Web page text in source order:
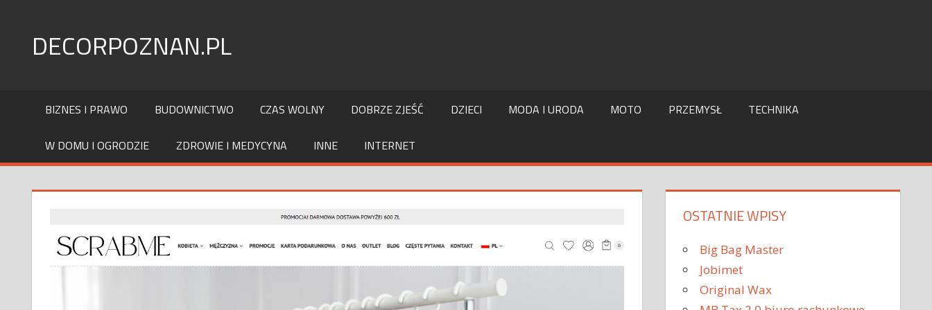
contentDECORPOZNAN.PL
BIZNES I PRAWO BUDOWNICTWO CZAS WOLNY DOBRZE ZJEŚĆ DZIECI MODA I URODA MOTO PRZEMYSŁ TECHNIKA
W DOMU I OGRODZIE ZDROWIE I MEDYCYNA INNE INTERNET
OSTATNIE WPISY
Big Bag Master
Jobimet
Original Wax